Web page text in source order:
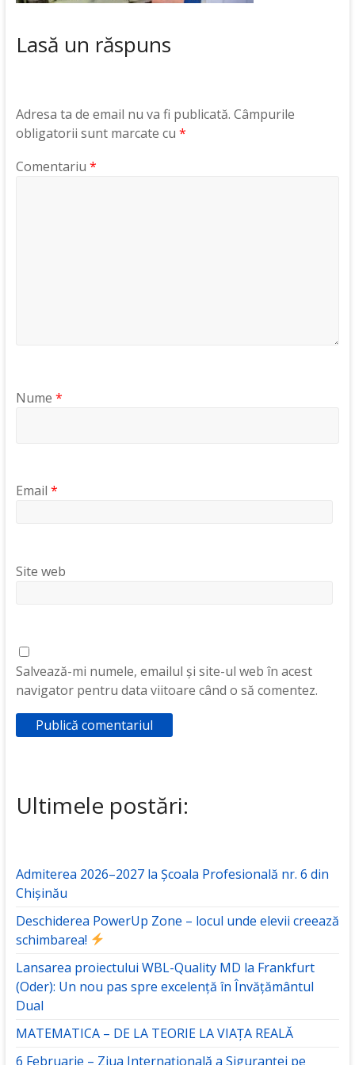
Lasă un răspuns
Adresa ta de email nu va fi publicată. Câmpurile
obligatorii sunt marcate cu *
Comentariu *
Nume *
Email *
Site web
Salvează-mi numele, emailul și site-ul web în acest
navigator pentru data viitoare când o să comentez.
Ultimele postări:
Admiterea 2026–2027 la Școala Profesională nr. 6 din
Chișinău
Deschiderea PowerUp Zone – locul unde elevii creează
schimbarea!
Lansarea proiectului WBL-Quality MD la Frankfurt
(Oder): Un nou pas spre excelență în Învățământul
Dual
MATEMATICA – DE LA TEORIE LA VIAȚA REALĂ
6 Februarie – Ziua Internațională a Siguranței pe